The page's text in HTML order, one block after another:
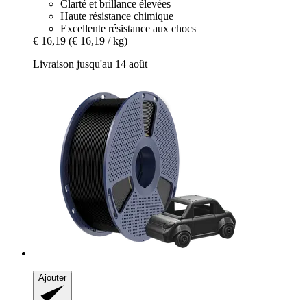
Clarté et brillance élevées
Haute résistance chimique
Excellente résistance aux chocs
€ 16,19 (€ 16,19 / kg)
Livraison jusqu'au 14 août
Ajouter